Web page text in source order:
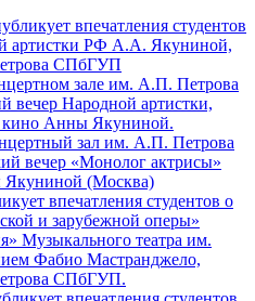
впечатления студентов
артистки РФ А.А. Якуниной,
СПбГУП
зал им. А.П. Петрова
вечер «Монолог актрисы»
(Москва)